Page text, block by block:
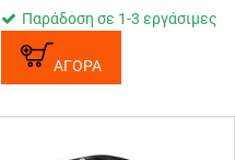
Παράδοση σε 1-3 εργάσιμες
ΑΓΟΡΑ